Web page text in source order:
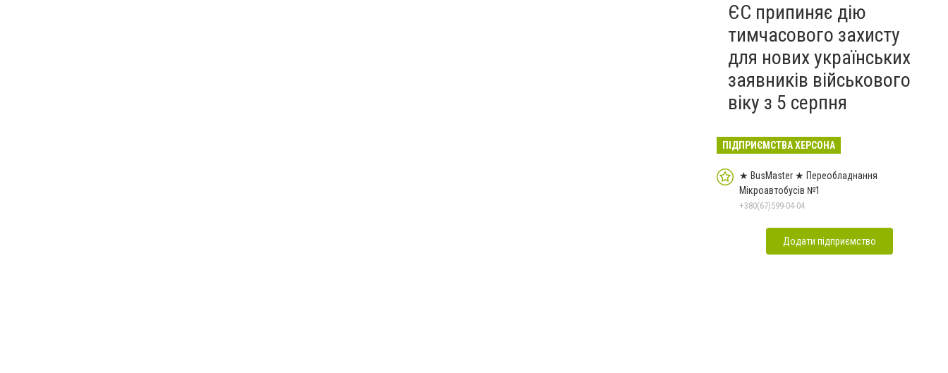
ЄС припиняє дію
тимчасового захисту
для нових українських
заявників військового
віку з 5 серпня
ПІДПРИЄМСТВА ХЕРСОНА
★ BusMaster ★ Переобладнання
Мікроавтобусів №1
+380(67)599-04-04
Додати підприємство